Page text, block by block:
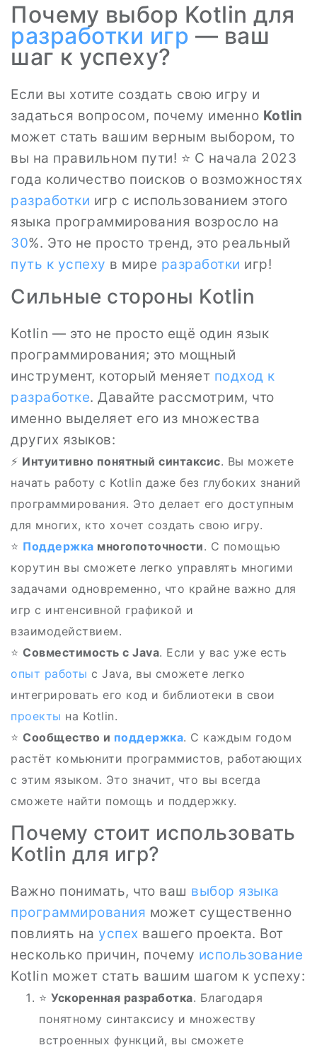
Почему выбор Kotlin для
разработки игр — ваш
шаг к успеху?
Если вы хотите создать свою игру и
задаться вопросом, почему именно Kotlin
может стать вашим верным выбором, то
вы на правильном пути! ⭐ С начала 2023
года количество поисков о возможностях
разработки игр с использованием этого
языка программирования возросло на
30%. Это не просто тренд, это реальный
путь к успеху в мире разработки игр!
Сильные стороны Kotlin
Kotlin — это не просто ещё один язык
программирования; это мощный
инструмент, который меняет подход к
разработке. Давайте рассмотрим, что
именно выделяет его из множества
других языков:
⚡ Интуитивно понятный синтаксис. Вы можете
начать работу с Kotlin даже без глубоких знаний
программирования. Это делает его доступным
для многих, кто хочет создать свою игру.
⭐️ Поддержка многопоточности. С помощью
корутин вы сможете легко управлять многими
задачами одновременно, что крайне важно для
игр с интенсивной графикой и
взаимодействием.
⭐ Совместимость с Java. Если у вас уже есть
опыт работы с Java, вы сможете легко
интегрировать его код и библиотеки в свои
проекты на Kotlin.
⭐ Сообщество и поддержка. С каждым годом
растёт комьюнити программистов, работающих
с этим языком. Это значит, что вы всегда
сможете найти помощь и поддержку.
Почему стоит использовать
Kotlin для игр?
Важно понимать, что ваш выбор языка
программирования может существенно
повлиять на успех вашего проекта. Вот
несколько причин, почему использование
Kotlin может стать вашим шагом к успеху:
⭐ Ускоренная разработка. Благодаря
понятному синтаксису и множеству
встроенных функций, вы сможете